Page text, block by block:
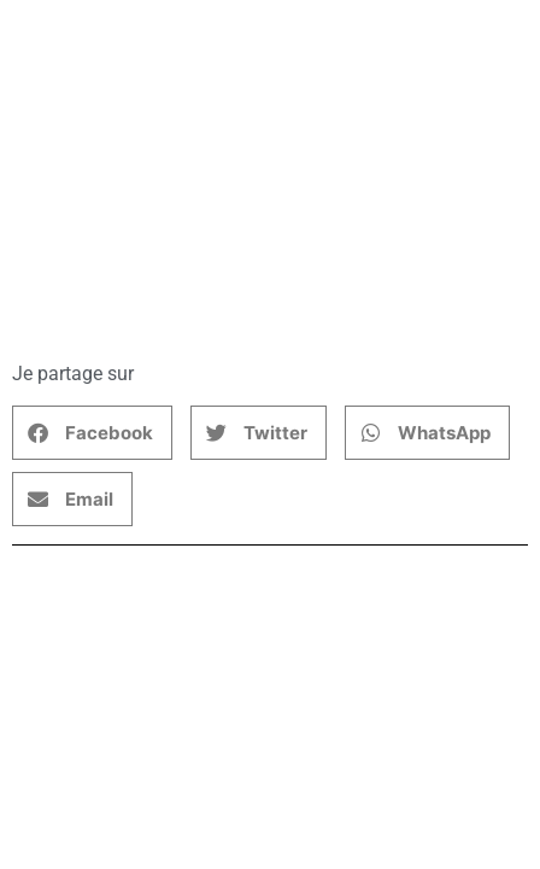
Je partage sur
Facebook Twitter WhatsApp
Email